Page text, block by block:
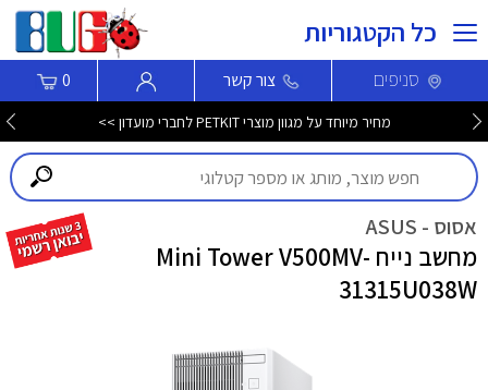
כל הקטגוריות
סניפים צור קשר 0
מחיר מיוחד על מגוון מוצרי PETKIT לחברי מועדון >>
אסוס - ASUS
מחשב נייח Mini Tower V500MV-
31315U038W